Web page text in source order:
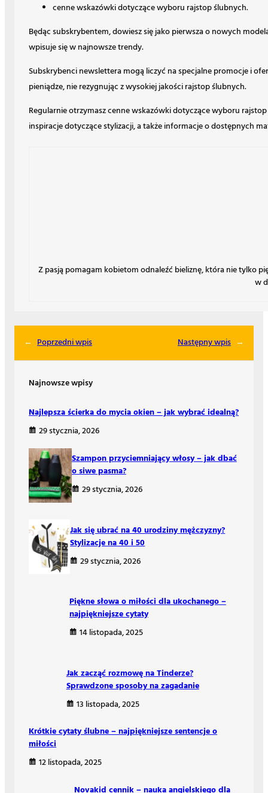
cenne wskazówki dotyczące wyboru rajstop ślubnych.
Będąc subskrybentem, dowiesz się jako pierwsza o nowych
wpisuje się w najnowsze trendy.
Subskrybenci newslettera mogą liczyć na specjalne promocje i
pieniądze, nie rezygnując z wysokiej jakości rajstop ślubnych.
Regularnie otrzymasz cenne wskazówki dotyczące wyboru
inspiracje dotyczące stylizacji, a także informacje o dostępnych
Z pasją pomagam kobietom odnaleźć bieliznę, która nie tylko
w
← Poprzedni wpis Następny wpis →
Najnowsze wpisy
Najlepsza ścierka do mycia okien – jak wybrać idealną?
29 stycznia, 2026
Szampon przyciemniający włosy – jak dbać
o siwe pasma?
29 stycznia, 2026
Jak się ubrać na 40 urodziny mężczyzny?
Stylizacje na 40 i 50
29 stycznia, 2026
Piękne słowa o miłości dla ukochanego –
najpiękniejsze cytaty
14 listopada, 2025
Jak zacząć rozmowę na Tinderze?
Sprawdzone sposoby na zagadanie
13 listopada, 2025
Krótkie cytaty ślubne – najpiękniejsze sentencje o
miłości
12 listopada, 2025